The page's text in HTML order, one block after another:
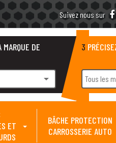
Suivez nous sur
DE
arrow_drop_down
3
Tous les
ET
BÂCHE PROTECTION
CARROSSERIE AUTO